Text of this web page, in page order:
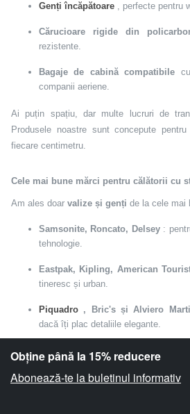
Genți încăpătoare , perfecte pentru
Cărucioare rigide din
rezistente.
Bagaje de cabină compatibile
companii aeriene.
Ai puțin spațiu, dar multe lucruri de
Produsele noastre sunt concepute
fiecare centimetru.
Cele mai bune mărci pentru călătorii cu
Am ales doar valize și genți de la cele mai
Samsonite, Roncato, Delsey:
tehnologie.
Eastpak, Kipling, American
tineresc și urban.
Piquadro , Bric's și Alviero
dacă îți plac detaliile elegante.
Fiecare model este îngrijit până la cele
stilul și funcționalitatea sunt întotdeauna pe
Obține până la 15% reducere
Abonează-te la buletinul informativ